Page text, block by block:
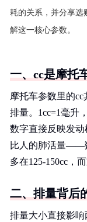
耗的关系，并分享选
解这一核心参数。
一、cc是摩托
摩托车参数里的cc
排量。1cc=1毫升
数字直接反映发
比人的肺活量——
多在125-150cc，
二、排量背后
排量大小直接影响